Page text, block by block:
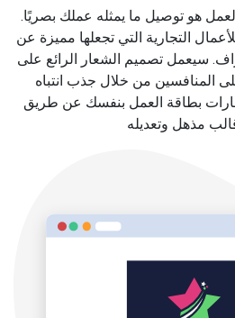
هو توصيل ما يمثله عملك بصريًا.
التجارية التي تجعلها مميزة عن
سيعمل تصميم الشعار الرائع على
المنافسين من خلال جذب انتباه
بطاقة العمل بنفسك عن طريق